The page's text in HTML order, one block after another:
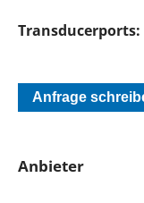
Transducerports:
Anfrage
Anbieter